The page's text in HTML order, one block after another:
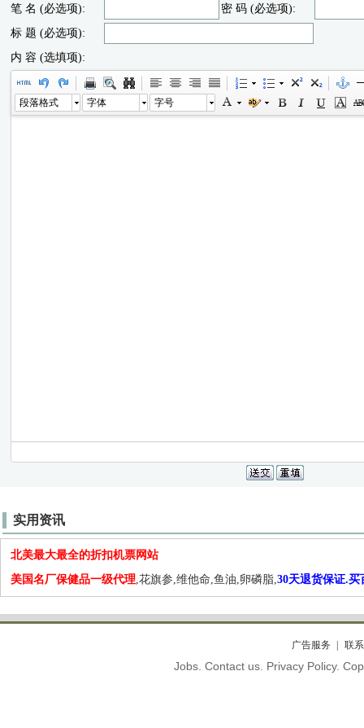
笔 名 (必选项):
密 码 (必选项):
标 题 (必选项):
内 容 (选填项):
段落格式 字体 字号
实用资讯
北美最大最全的折扣机票网站
美国名厂保健品一级代理,花旗参,维他命,鱼油,卵磷脂,30天退货保证.买
广告服务 联
Jobs. Contact us. Privacy Policy.